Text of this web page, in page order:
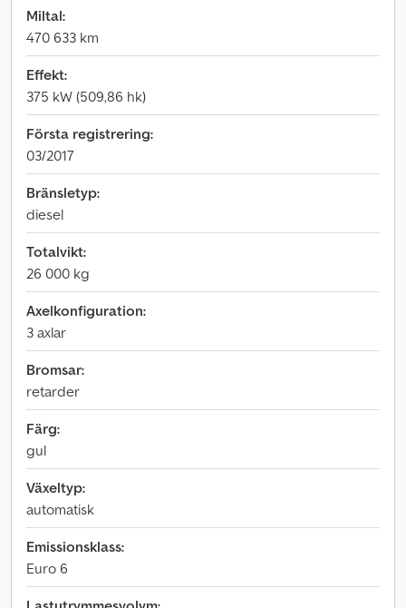
Miltal:
470 633 km
Effekt:
375 kW (509,86 hk)
Första registrering:
03/2017
Bränsletyp:
diesel
Totalvikt:
26 000 kg
Axelkonfiguration:
3 axlar
Bromsar:
retarder
Färg:
gul
Växeltyp:
automatisk
Emissionsklass:
Euro 6